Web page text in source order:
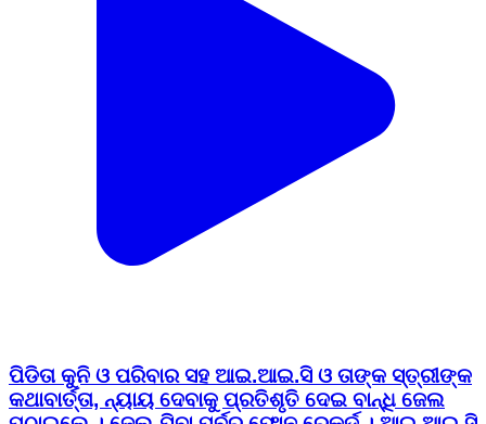
ପିଡିତା କୁନି ଓ ପରିବାର ସହ ଆଇ.ଆଇ.ସି ଓ ତାଙ୍କ ସ୍ତ୍ରୀଙ୍କ
କଥାବାର୍ତ୍ତା, ନ୍ୟାୟ ଦେବାକୁ ପ୍ରତିଶୃତି ଦେଇ ବାନ୍ଧି ଜେଲ